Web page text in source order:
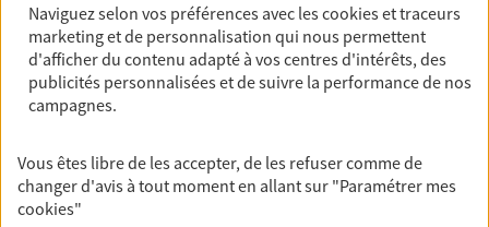
03 27 88 61 58
NOUS CONTACTER
VOIR NOTRE SITE WEB
Naviguez selon vos préférences avec lescookies et traceurs
marketing et de personnalisation qui nous permettent
d'afficher du contenu adapté à vos centres d'intérêts, des
publicités personnalisées et de suivre la performance de nos
campagnes.
Vous êtes libre de les accepter, de les refuser comme de
changer d'avis à tout moment en allant sur "Paramétrer mes
cookies"